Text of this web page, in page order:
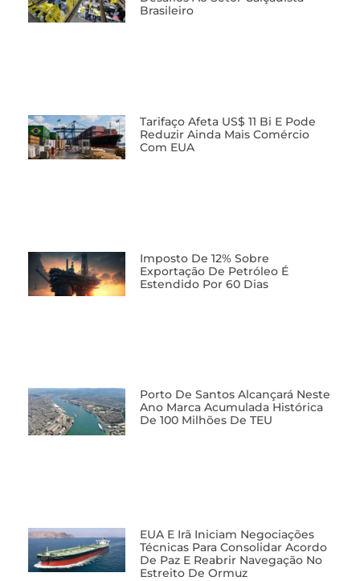
Brasileiro
Tarifaço Afeta US$ 11 Bi E Pode
Reduzir Ainda Mais Comércio
Com EUA
Imposto De 12% Sobre
Exportação De Petróleo É
Estendido Por 60 Dias
Porto De Santos Alcançará Neste
Ano Marca Acumulada Histórica
De 100 Milhões De TEU
EUA E Irã Iniciam Negociações
Técnicas Para Consolidar Acordo
De Paz E Reabrir Navegação No
Estreito De Ormuz